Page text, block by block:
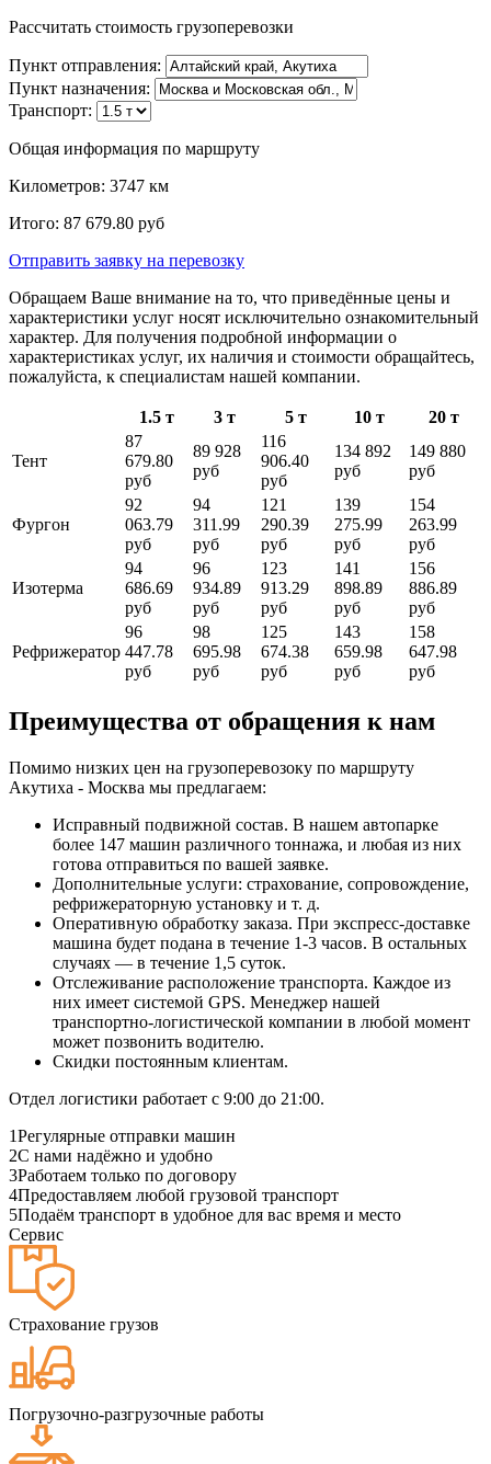
Рассчитать стоимость грузоперевозки
Пункт отправления:
Пункт назначения:
Транспорт:
Общая информация по маршруту
Километров: 3747 км
Итого: 87 679.80 руб
Отправить заявку на перевозку
Обращаем Ваше внимание на то, что приведённые цены и
характеристики услуг носят исключительно ознакомительный
характер. Для получения подробной информации о
характеристиках услуг, их наличия и стоимости обращайтесь,
пожалуйста, к специалистам нашей компании.
1.5 т 3 т 5 т 10 т 20 т
Тент
87
679.80
руб
89 928
руб
116
906.40
руб
134 892
руб
149 880
руб
Фургон
92
063.79
руб
94
311.99
руб
121
290.39
руб
139
275.99
руб
154
263.99
руб
Изотерма
94
686.69
руб
96
934.89
руб
123
913.29
руб
141
898.89
руб
156
886.89
руб
Рефрижератор
96
447.78
руб
98
695.98
руб
125
674.38
руб
143
659.98
руб
158
647.98
руб
Преимущества от обращения к нам
Помимо низких цен на грузоперевозоку по маршруту
Акутиха - Москва мы предлагаем:
Исправный подвижной состав. В нашем автопарке
более 147 машин различного тоннажа, и любая из них
готова отправиться по вашей заявке.
Дополнительные услуги: страхование, сопровождение,
рефрижераторную установку и т. д.
Оперативную обработку заказа. При экспресс-доставке
машина будет подана в течение 1-3 часов. В остальных
случаях — в течение 1,5 суток.
Отслеживание расположение транспорта. Каждое из
них имеет системой GPS. Менеджер нашей
транспортно-логистической компании в любой момент
может позвонить водителю.
Скидки постоянным клиентам.
Отдел логистики работает с 9:00 до 21:00.
1Регулярные отправки машин
2С нами надёжно и удобно
3Работаем только по договору
4Предоставляем любой грузовой транспорт
5Подаём транспорт в удобное для вас время и место
Сервис
Страхование грузов
Погрузочно-разгрузочные работы